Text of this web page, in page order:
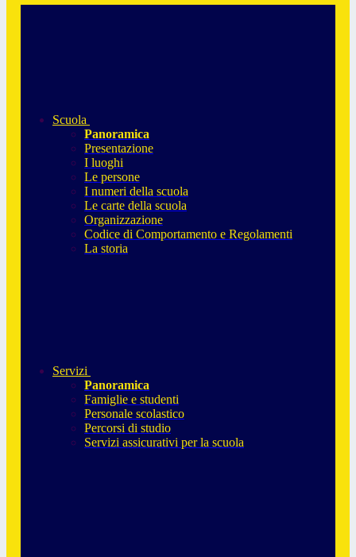
Scuola
Panoramica
Presentazione
I luoghi
Le persone
I numeri della scuola
Le carte della scuola
Organizzazione
Codice di Comportamento e Regolamenti
La storia
Servizi
Panoramica
Famiglie e studenti
Personale scolastico
Percorsi di studio
Servizi assicurativi per la scuola